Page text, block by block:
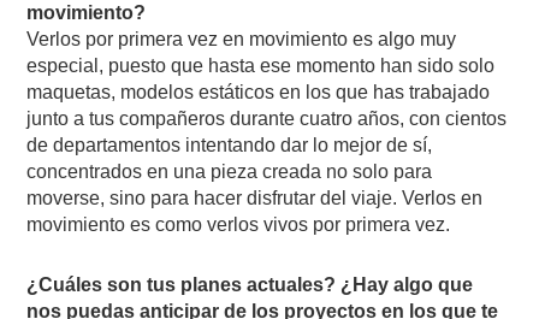
movimiento?
Verlos por primera vez en movimiento es algo muy
especial, puesto que hasta ese momento han sido solo
maquetas, modelos estáticos en los que has trabajado
junto a tus compañeros durante cuatro años, con cientos
de departamentos intentando dar lo mejor de sí,
concentrados en una pieza creada no solo para
moverse, sino para hacer disfrutar del viaje. Verlos en
movimiento es como verlos vivos por primera vez.
¿Cuáles son tus planes actuales? ¿Hay algo que
nos puedas anticipar de los proyectos en los que te